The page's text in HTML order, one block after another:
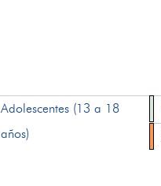
Adolescentes (13 a 18
años)